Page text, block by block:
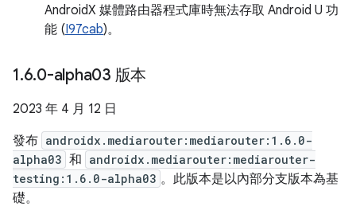
AndroidX 媒體路由器程式庫時無法存取 Android U 功
能 (I97cab)。
1.6.0-alpha03 版本
2023 年 4 月 12 日
發布 androidx.mediarouter:mediarouter:1.6.0-
alpha03 和 androidx.mediarouter:mediarouter-
testing:1.6.0-alpha03 。此版本是以內部分支版本為基
礎。